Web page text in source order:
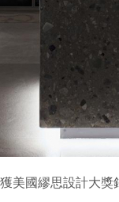
國繆思設計大獎